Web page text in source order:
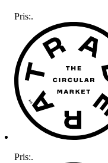
Pris:.
Pris:.